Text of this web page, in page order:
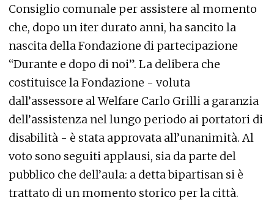
Consiglio comunale per assistere al momento
che, dopo un iter durato anni, ha sancito la
nascita della Fondazione di partecipazione
“Durante e dopo di noi”. La delibera che
costituisce la Fondazione - voluta
dall’assessore al Welfare Carlo Grilli a garanzia
dell’assistenza nel lungo periodo ai portatori di
disabilità - è stata approvata all’unanimità. Al
voto sono seguiti applausi, sia da parte del
pubblico che dell’aula: a detta bipartisan si è
trattato di un momento storico per la città.